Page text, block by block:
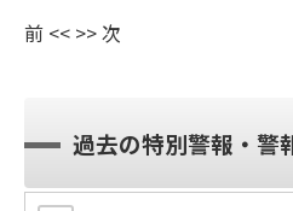
前 << >>次
過去の特別警報・警